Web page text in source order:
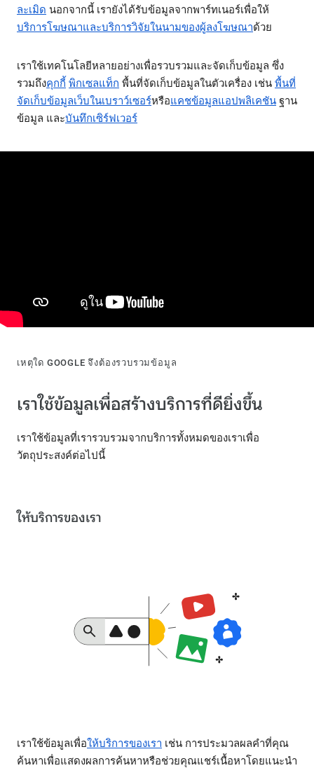
ละเมิด นอกจากนี้ เรายังได้รับข้อมูลจากพาร์ทเนอร์เพื่อให้
บริการโฆษณาและบริการวิจัยในนามของผู้ลงโฆษณาด้วย
เราใช้เทคโนโลยีหลายอย่างเพื่อรวบรวมและจัดเก็บข้อมูล ซึ่ง
รวมถึงคุกกี้ พิกเซลแท็ก พื้นที่จัดเก็บข้อมูลในตัวเครื่อง เช่น พื้นที่
จัดเก็บข้อมูลเว็บในเบราว์เซอร์หรือแคชข้อมูลแอปพลิเคชัน ฐาน
ข้อมูล และบันทึกเซิร์ฟเวอร์
เหตุใด GOOGLE จึงต้องรวบรวมข้อมูล
เราใช้ข้อมูลเพื่อสร้างบริการที่ดียิ่งขึ้น
เราใช้ข้อมูลที่เรารวบรวมจากบริการทั้งหมดของเราเพื่อ
วัตถุประสงค์ต่อไปนี้
ให้บริการของเรา
เราใช้ข้อมูลเพื่อให้บริการของเรา เช่น การประมวลผลคำที่คุณ
ค้นหาเพื่อแสดงผลการค้นหาหรือช่วยคุณแชร์เนื้อหาโดยแนะนำ